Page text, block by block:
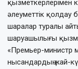
қызметкерлерімен
әлеуметтік
шаралар туралы
шаруашылығы
«Премьер-министр
нысандардың жай-